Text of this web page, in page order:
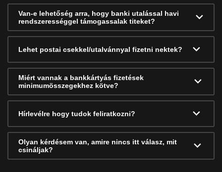
Van-e lehetőség arra, hogy banki utalással havi
rendszerességgel támogassalak titeket?
Lehet postai csekkel/utalvánnyal fizetni nektek?
Miért vannak a bankkártyás fizetések
minimumösszegekhez kötve?
Hírlevélre hogy tudok feliratkozni?
Olyan kérdésem van, amire nincs itt válasz, mit
csináljak?